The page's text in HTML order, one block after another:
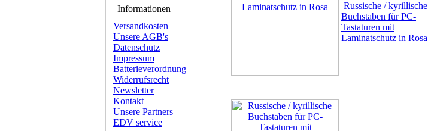
Informationen
Versandkosten
Unsere AGB's
Datenschutz
Impressum
Batterieverordnung
Widerrufsrecht
Newsletter
Kontakt
Unsere Partners
EDV service
Russische / kyrillische
Buchstaben für PC-
Tastaturen mit
Laminatschutz in Rosa